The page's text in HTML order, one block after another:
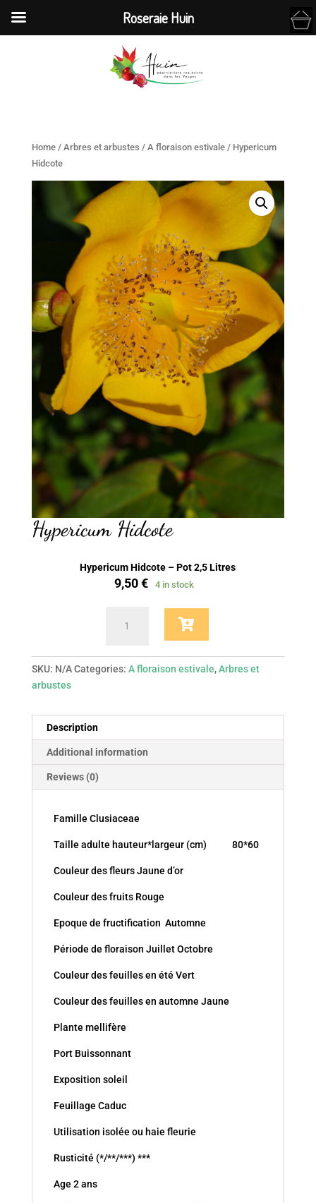
Home/ Arbres et arbustes / A floraison estivale/ Hypericum
Hidcote
Hypericum Hidcote
Hypericum Hidcote – Pot 2,5 Litres
9,50€ 4 in stock
Hidcote
SKU: N/A Categories: A floraison estivale,Arbres et
arbustes
Description
Additional information
Reviews (0)
Famille Clusiaceae
Taille adulte hauteur*largeur (cm) 80*60
Couleur des fleurs Jaune d’or
Couleur des fruits Rouge
Epoque de fructification Automne
Période de floraison Juillet Octobre
Couleur des feuilles en été Vert
Couleur des feuilles en automne Jaune
Plante mellifère
Port Buissonnant
Exposition soleil
Feuillage Caduc
Utilisation isolée ou haie fleurie
Rusticité (*/**/***) ***
Age 2 ans
Roseraie Huin